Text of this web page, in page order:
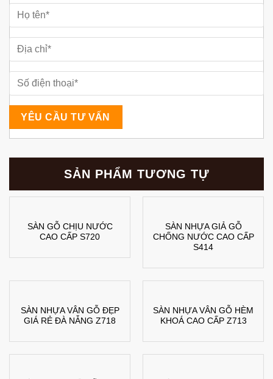
SẢN PHẨM TƯƠNG TỰ
SÀN GỖ CHỊU NƯỚC
CAO CẤP S720
SÀN NHỰA GIẢ GỖ
CHỐNG NƯỚC CAO CẤP
S414
SÀN NHỰA VÂN GỖ ĐẸP
GIÁ RẺ ĐÀ NẴNG Z718
SÀN NHỰA VÂN GỖ HÈM
KHOÁ CAO CẤP Z713